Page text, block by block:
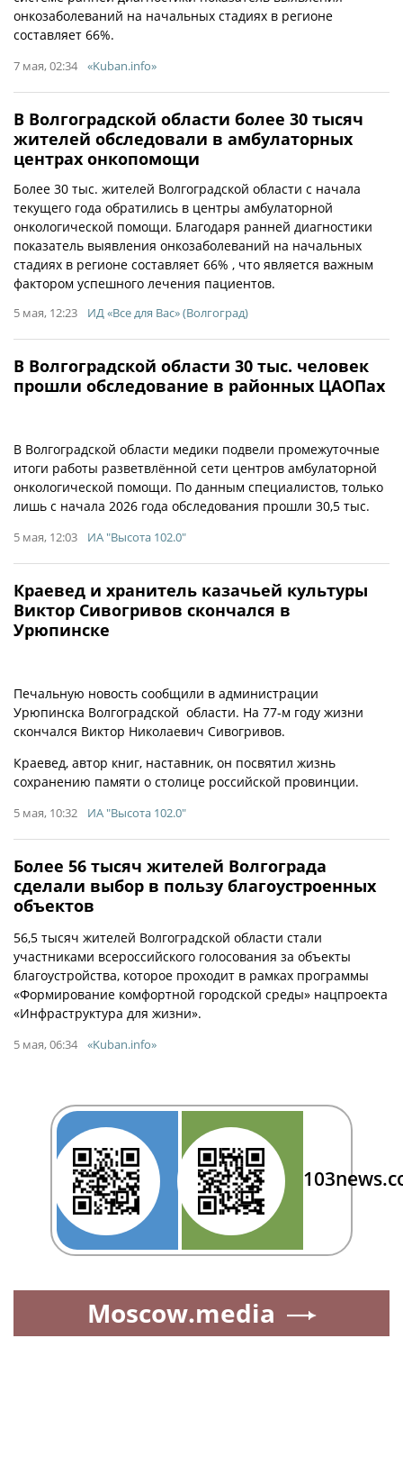
онкозаболеваний на начальных стадиях в регионе
составляет 66%.
7 мая, 02:34 «Kuban.info»
В Волгоградской области более 30 тысяч
жителей обследовали в амбулаторных
центрах онкопомощи
Более 30 тыс. жителей Волгоградской области с начала
текущего года обратились в центры амбулаторной
онкологической помощи. Благодаря ранней диагностики
показатель выявления онкозаболеваний на начальных
стадиях в регионе составляет 66% , что является важным
фактором успешного лечения пациентов.
5 мая, 12:23 ИД «Все для Вас» (Волгоград)
В Волгоградской области 30 тыс. человек
прошли обследование в районных ЦАОПах
В Волгоградской области медики подвели промежуточные
итоги работы разветвлённой сети центров амбулаторной
онкологической помощи. По данным специалистов, только
лишь с начала 2026 года обследования прошли 30,5 тыс.
5 мая, 12:03 ИА "Высота 102.0"
Краевед и хранитель казачьей культуры
Виктор Сивогривов скончался в
Урюпинске
Печальную новость сообщили в администрации
Урюпинска Волгоградской области. На 77-м году жизни
скончался Виктор Николаевич Сивогривов.
Краевед, автор книг, наставник, он посвятил жизнь
сохранению памяти о столице российской провинции.
5 мая, 10:32 ИА "Высота 102.0"
Более 56 тысяч жителей Волгограда
сделали выбор в пользу благоустроенных
объектов
56,5 тысяч жителей Волгоградской области стали
участниками всероссийского голосования за объекты
благоустройства, которое проходит в рамках программы
«Формирование комфортной городской среды» нацпроекта
«Инфраструктура для жизни».
5 мая, 06:34 «Kuban.info»
Moscow.media